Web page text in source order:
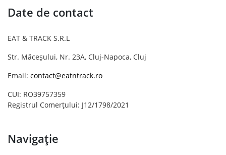
Date de contact
EAT & TRACK S.R.L
Str. Măceșului, Nr. 23A, Cluj-Napoca, Cluj
Email: contact@eatntrack.ro
CUI: RO39757359
Registrul Comerțului: J12/1798/2021
Navigație